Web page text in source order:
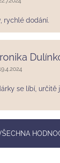
obchodu je
rychlé dodání.
obchodu je
se líbí, určitě